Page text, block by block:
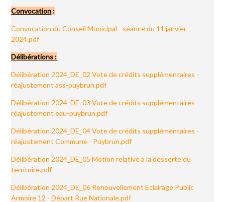
Convocation :
Convocation du Conseil Municipal - séance du 11 janvier
2024.pdf
Délibérations :
Délibération 2024_DE_02 Vote de crédits supplémentaires -
réajustement ass-puybrun.pdf
Délibération 2024_DE_03 Vote de crédits supplémentaires -
réajustement eau-puybrun.pdf
Délibération 2024_DE_04 Vote de crédits supplémentaires -
réajustement Commune - Puybrun.pdf
Délibération 2024_DE_05 Motion relative à la desserte du
territoire.pdf
Délibération 2024_DE_06 Renouvellement Eclairage Public
Armoire 12 - Départ Rue Nationale.pdf